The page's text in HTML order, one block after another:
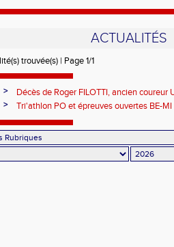
ACTUALITÉS
trouvée(s) | Page 1/1
>
Décès de Roger FILOTTI, ancien coureur
>
Tri'athlon PO et épreuves ouvertes BE-